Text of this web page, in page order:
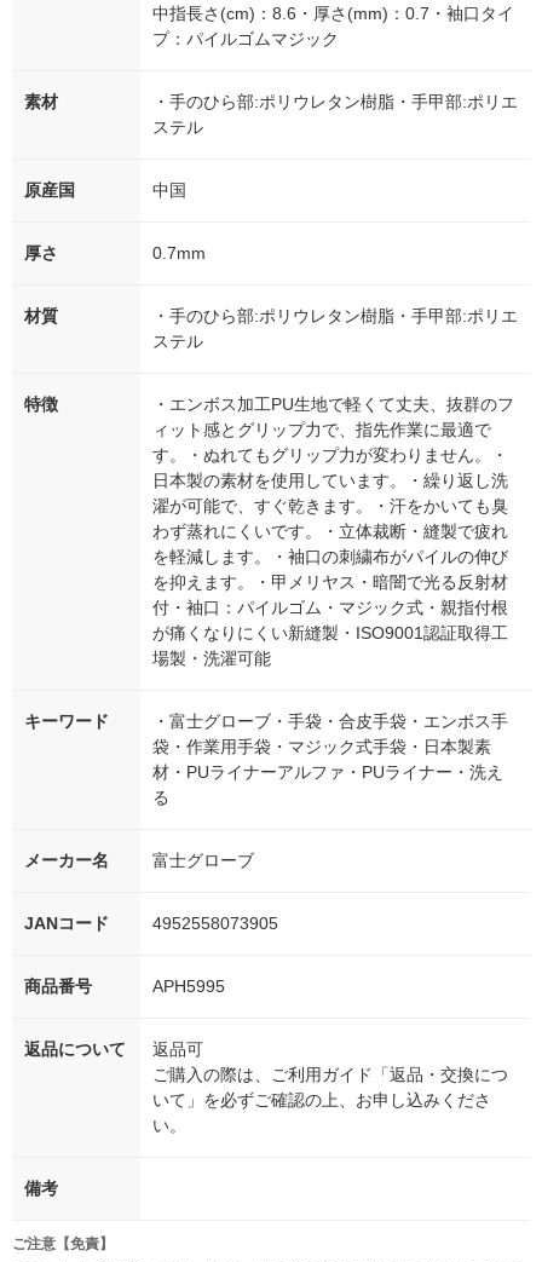
中指長さ(cm)：8.6・厚さ(mm)：0.7・袖口タイ
プ：パイルゴムマジック
素材
・手のひら部:ポリウレタン樹脂・手甲部:ポリエ
ステル
原産国 中国
厚さ 0.7mm
材質
・手のひら部:ポリウレタン樹脂・手甲部:ポリエ
ステル
特徴
・エンボス加工PU生地で軽くて丈夫、抜群のフ
ィット感とグリップ力で、指先作業に最適で
す。・ぬれてもグリップ力が変わりません。・
日本製の素材を使用しています。・繰り返し洗
濯が可能で、すぐ乾きます。・汗をかいても臭
わず蒸れにくいです。・立体裁断・縫製で疲れ
を軽減します。・袖口の刺繍布がパイルの伸び
を抑えます。・甲メリヤス・暗闇で光る反射材
付・袖口：パイルゴム・マジック式・親指付根
が痛くなりにくい新縫製・ISO9001認証取得工
場製・洗濯可能
キーワード
・富士グローブ・手袋・合皮手袋・エンボス手
袋・作業用手袋・マジック式手袋・日本製素
材・PUライナーアルファ・PUライナー・洗え
る
メーカー名 富士グローブ
JANコード 4952558073905
商品番号 APH5995
返品について
返品可
ご購入の際は、ご利用ガイド「返品・交換につ
いて」を必ずご確認の上、お申し込みくださ
い。
備考
ご注意【免責】